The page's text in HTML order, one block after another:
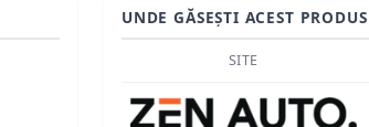
UNDE GĂSEȘTI ACEST PRODUS
SITE